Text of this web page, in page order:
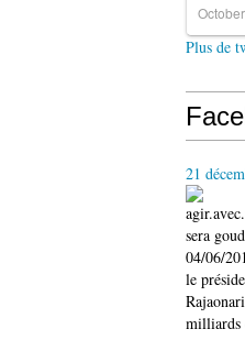
Plus de
21
sera
04/06/
le
milliards